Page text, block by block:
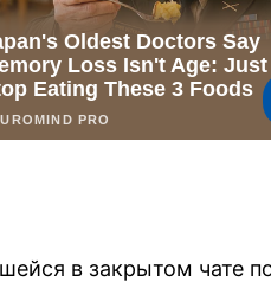
в закрытом чате